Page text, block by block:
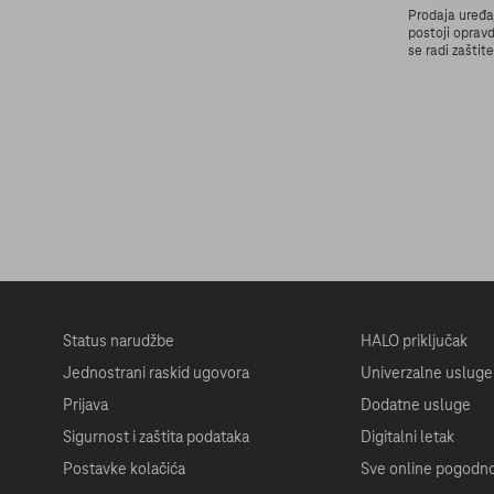
Prodaja
postoji
se radi
Status narudžbe
Jednostrani raskid ugovora
Prijava
Sigurnost i zaštita podataka
Postavke kolačića
HALO priključak
Univerzalne usluge
Dodatne usluge
Digitalni letak
Sve online